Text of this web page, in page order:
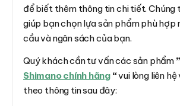
để biết thêm thông tin chi tiết. Chúng
giúp bạn chọn lựa sản phẩm phù hợp
cầu và ngân sách của bạn.
Quý khách cần tư vấn các sản phẩm ”
Shimano chính hãng“vui lòng liên
theo thông tin sau đây: